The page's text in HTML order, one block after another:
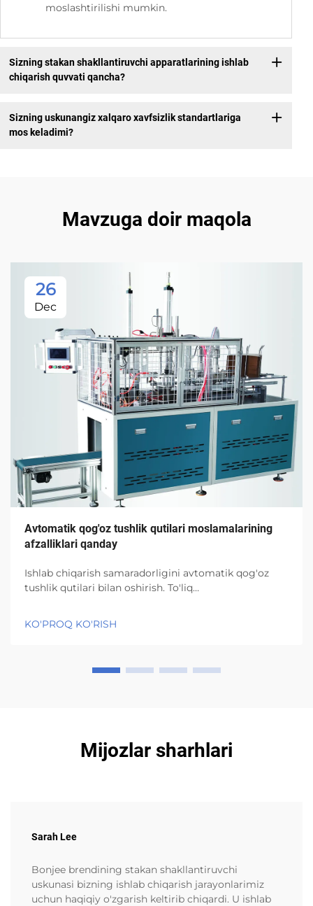
moslashtirilishi mumkin.
Sizning stakan shakllantiruvchi apparatlarining ishlab
chiqarish quvvati qancha?
Sizning uskunangiz xalqaro xavfsizlik standartlariga
mos keladimi?
Mavzuga doir maqola
26
Dec
Avtomatik qog'oz tushlik qutilari moslamalarining
afzalliklari qanday
Ishlab chiqarish samaradorligini avtomatik qog'oz
tushlik qutilari bilan oshirish. To'liq
qog'oz tushlik qutilari moslamalari odamlarning
KO'PROQ KO'RISH
Mijozlar sharhlari
Sarah Lee
Bonjee brendining stakan shakllantiruvchi
uskunasi bizning ishlab chiqarish jarayonlarimiz
uchun haqiqiy o'zgarish keltirib chiqardi. U ishlab